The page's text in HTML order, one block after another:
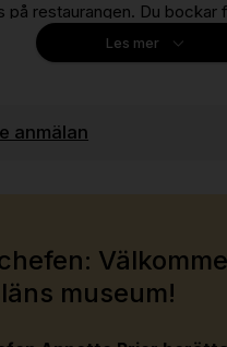
på restaurangen. Du bockar
för seminariet.
Kapris, Madeirasky &
Kapris, Silverlök & Smör.
Les mer
anmälan
museum!